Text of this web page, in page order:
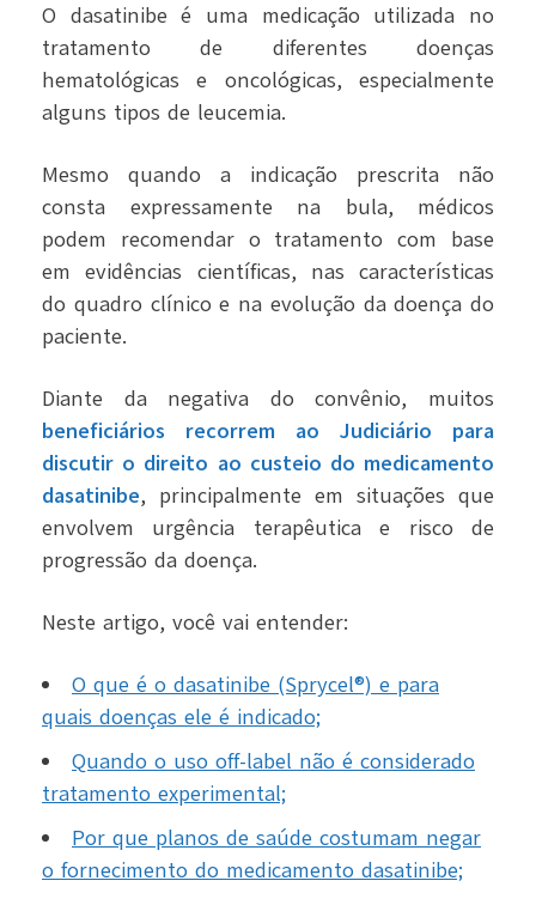
O dasatinibe é uma medicação utilizada no
tratamento de diferentes doenças
hematológicas e oncológicas, especialmente
alguns tipos de leucemia.
Mesmo quando a indicação prescrita não
consta expressamente na bula, médicos
podem recomendar o tratamento com base
em evidências científicas, nas características
do quadro clínico e na evolução da doença do
paciente.
Diante da negativa do convênio, muitos
beneficiários recorrem ao Judiciário para
discutir o direito ao custeio do medicamento
dasatinibe, principalmente em situações que
envolvem urgência terapêutica e risco de
progressão da doença.
Neste artigo, você vai entender:
O que é o dasatinibe (Sprycel®) e para
quais doenças ele é indicado;
Quando o uso off-label não é considerado
tratamento experimental;
Por que planos de saúde costumam negar
o fornecimento do medicamento dasatinibe;